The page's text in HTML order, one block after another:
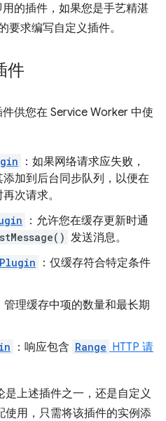
的插件，如果您是手艺精湛
要求编写自定义插件。
件
供您在 Service Worker 中使
：如果网络请求应失败，
加到后台同步队列，以便在
再次请求。
：允许您在缓存更新时通
发送消息。
：仅缓存符合特定条件
管理缓存中项的数量和最长期
：响应包含 Range HTTP 请
上述插件之一，还是自定义
使用，只需将该插件的实例添